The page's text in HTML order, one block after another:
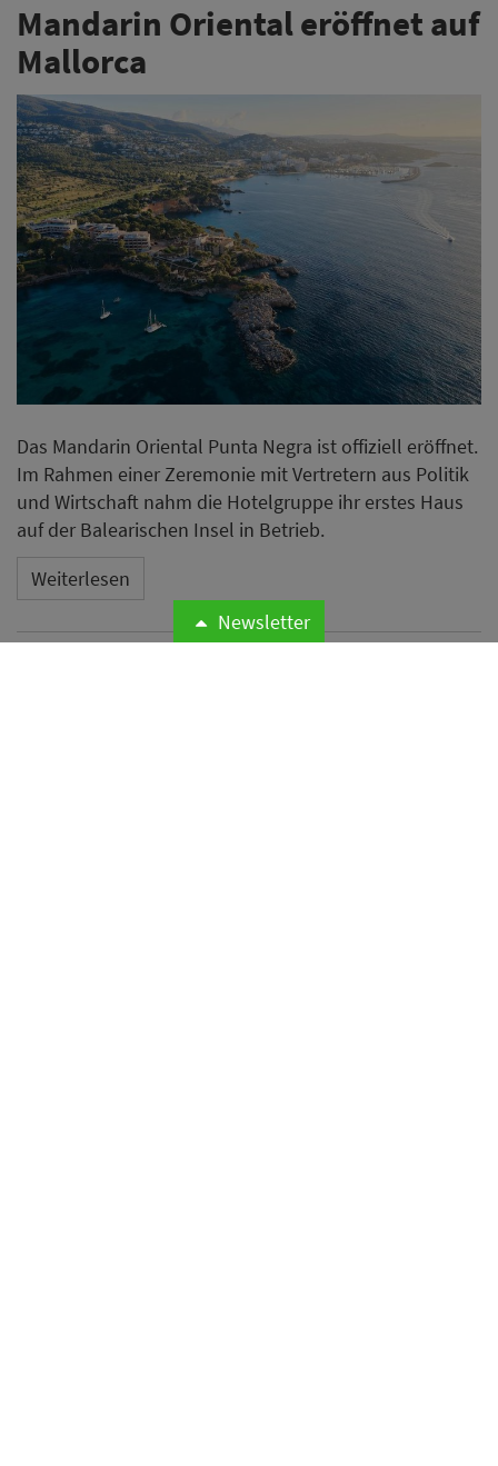
Mandarin Oriental eröffnet auf
Mallorca
Das Mandarin Oriental Punta Negra ist offiziell eröffnet.
Im Rahmen einer Zeremonie mit Vertretern aus Politik
und Wirtschaft nahm die Hotelgruppe ihr erstes Haus
auf der Balearischen Insel in Betrieb.
Weiterlesen
Newsletter